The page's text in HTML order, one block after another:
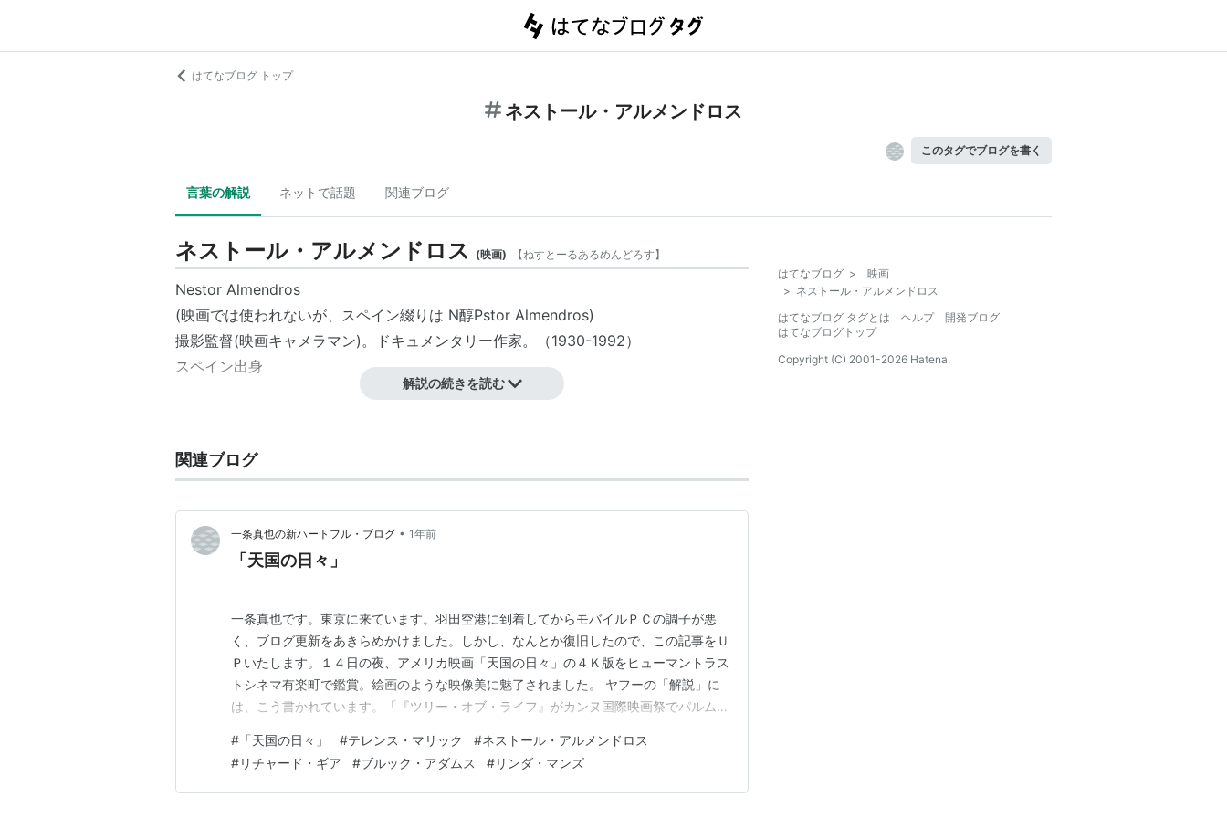
はてなブログ トップ
ネストール・アルメンドロス
このタグでブログを書く
言葉の解説 ネットで話題 関連ブログ
ネストール・アルメンドロス (映画) 【ねすとーるあるめんどろす】
Nestor Almendros
(映画では使われないが、スペイン綴りは N醇Pstor Almendros)
撮影監督(映画キャメラマン)。 ドキュメンタリー作家。（1930-1992）
スペイン出身
略歴
1948年 キューバに亡命していた父のもとへ移住。
1992年3月4日 エイズにより死亡。
ォー他界後、渡米し、ロバート・ベントン 作品などを手掛けた。
1970年 『野生の少年』『モード家の一夜』全米批評家協会賞撮影賞受賞。
1978年 『天国の日々』アカデミー撮影賞、全米批評家協会賞を受賞。
1979年 『クレイマー、クレイマー』アカデミー撮影賞ノミネート。
1980年 『青い珊瑚礁』アカデミー撮影賞ノミネート。
解説の続きを読む
関連ブログ
一条真也の新ハートフル・ブログ • 1年前
「天国の日々」
一条真也です。東京に来ています。羽田空港に到着してからモバイルＰＣの調子が悪
く、ブログ更新をあきらめかけました。しかし、なんとか復旧したので、この記事をＵ
Ｐいたします。１４日の夜、アメリカ映画「天国の日々」の４Ｋ版をヒューマントラス
トシネマ有楽町で鑑賞。絵画のような映像美に魅了されました。 ヤフーの「解説」に
は、こう書かれています。「『ツリー・オブ・ライフ』がカンヌ国際映画祭でパルムド
頭のテキサスの広大な農場を舞台に、時代に翻弄（本楼）される若者たち４人の青春、
希望、挫折が描かれる。主演は、『シカゴ』『ＨＡＣＨＩ 約…
# 「天国の日々」 #テレンス・マリック #ネストール・アルメンドロス
#リチャード・ギア #ブルック・アダムス #リンダ・マンズ
はてなブログ >
映画
> ネストール・アルメンドロス
はてなブログ タグとは
ヘルプ
開発ブログ
はてなブログトップ
Copyright (C) 2001-2026 Hatena.